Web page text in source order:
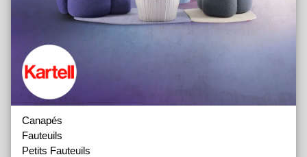
Canapés
Fauteuils
Petits Fauteuils